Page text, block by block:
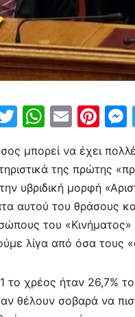
T
itt
er
W
at
s
A
p
p
E
ai
l
Pi
er
e
st
μπορεί να έχει
της πρώτης
υβριδική μορφή
αυτού του θράσους
του
λίγα από όσα τους
το χρέος ήταν 26,7%
θέλουν σοβαρά να